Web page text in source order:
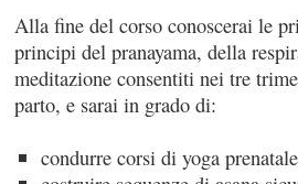
Alla fine del corso conoscerai le
principi del pranayama, della
meditazione consentiti nei tre
parto, e sarai in grado di:
condurre corsi di yoga